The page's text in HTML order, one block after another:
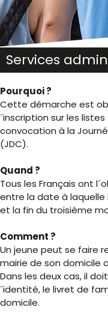
Services
Pourquoi ?
Cette démarche est
´inscription sur les
convocation à la
(JDC).
Quand ?
Tous les Français ont
entre la date à laquelle
et la fin du troisième
Comment ?
Un jeune peut se faire
mairie de son domicile
Dans les deux cas, il
´identité, le livret de
domicile.